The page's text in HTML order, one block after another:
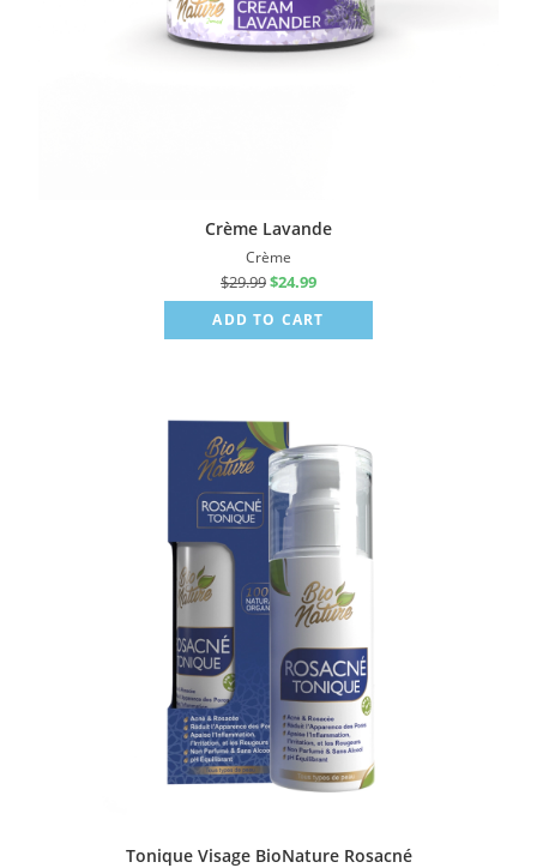
Crème Lavande
Crème
$29.99$24.99
ADD TO CART
Tonique Visage BioNature Rosacné